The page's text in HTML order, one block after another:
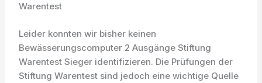
Warentest
Leider konnten wir bisher keinen
Bewässerungscomputer 2 Ausgänge Stiftung
Warentest Sieger identifizieren. Die Prüfungen der
Stiftung Warentest sind jedoch eine wichtige Quelle